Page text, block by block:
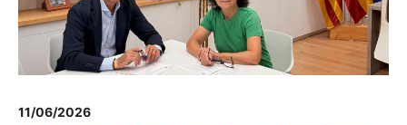
11/06/2026